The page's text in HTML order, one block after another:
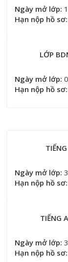
Ngày mở lớp:
Hạn nộp hồ sơ:
LỚP
Ngày mở lớp:
Hạn nộp hồ sơ:
Ngày mở lớp:
Hạn nộp hồ sơ:
TIẾNG
Ngày mở lớp:
Hạn nộp hồ sơ: